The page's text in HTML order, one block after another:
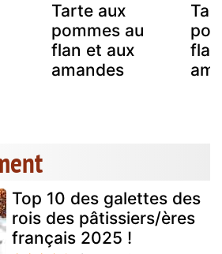
Tarte aux
pommes au
flan et aux
amandes
Top 10 des galettes des
rois des pâtissiers/ères
français 2025 !